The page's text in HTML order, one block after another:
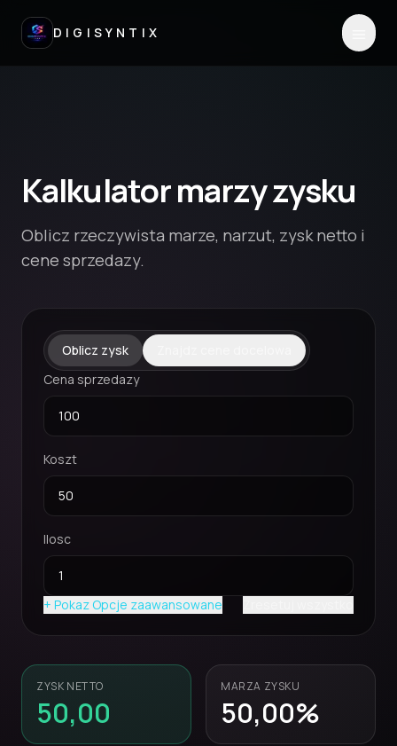
DIGISYNTIX
Kalkulator marzy zysku
Oblicz rzeczywista marze, narzut, zysk netto i
cene sprzedazy.
Oblicz zysk
Cena sprzedazy
Koszt
Ilosc
+ Pokaz Opcje zaawansowane
ZYSK NETTO
50,00
MARZA ZYSKU
50,00%